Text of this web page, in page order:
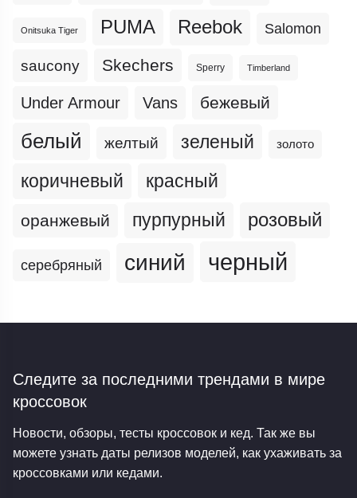
Onitsuka Tiger PUMA Reebok Salomon
saucony Skechers Sperry Timberland
Under Armour Vans бежевый
белый желтый зеленый золото
коричневый красный
оранжевый пурпурный розовый
серебряный синий черный
Следите за последними трендами в мире
кроссовок
Новости, обзоры, тесты кроссовок и кед. Так же вы
можете узнать даты релизов моделей, как ухаживать за
кроссовками или кедами.